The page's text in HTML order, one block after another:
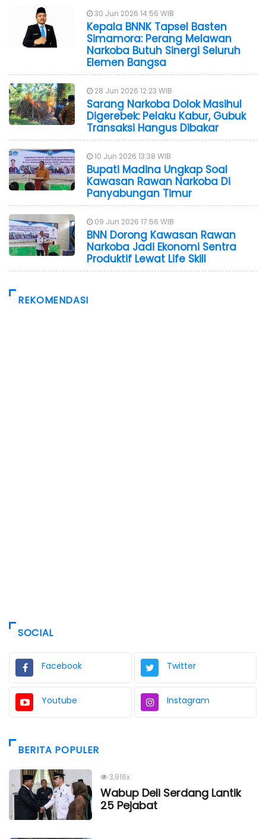
30 Jun 2026 14:56 WIB
Kepala BNNK Tapsel Basten
Simamora: Perang Melawan
Narkoba Butuh Sinergi Seluruh
Elemen Bangsa
28 Jun 2026 12:23 WIB
Sarang Narkoba Dolok Masihul
Digerebek: Pelaku Kabur, Gubuk
Transaksi Hangus Dibakar
10 Jun 2026 13:38 WIB
Bupati Madina Ungkap Soal
Kawasan Rawan Narkoba Di
Panyabungan Timur
09 Jun 2026 17:56 WIB
BNN Dorong Kawasan Rawan
Narkoba Jadi Ekonomi Sentra
Produktif Lewat Life Skill
REKOMENDASI
SOCIAL
Facebook Twitter
Youtube Instagram
BERITA POPULER
3,916x
Wabup Deli Serdang Lantik
25 Pejabat